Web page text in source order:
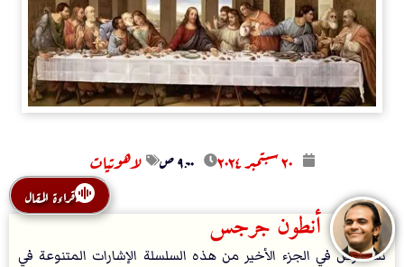
۲۰ سبتمبر ۲۰۲٤ ۹:۰۰ ص لاهوتيات
قراءة المقال
أنطون جرجس
نستعرض في الجزء الأخير من هذه السلسلة الإشارات المتنوعة في